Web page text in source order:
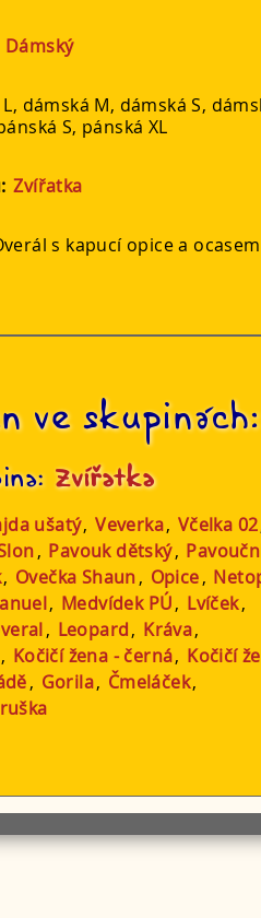
Dámský
dámská M, dámská S,
S, pánská XL
Zvířatka
s kapucí opice a ocasem
ve skupinách:
Zvířatka
ušatý, Veverka, Včelka 02
, Pavouk dětský,
, Ovečka Shaun, Opice,
, Medvídek PÚ, Lvíček,
, Leopard, Kráva,
, Kočičí žena - černá, Kočičí
, Gorila, Čmeláček,